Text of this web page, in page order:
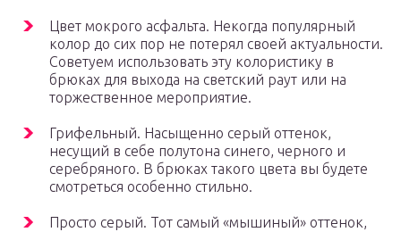
Цвет мокрого асфальта. Некогда популярный
колор до сих пор не потерял своей актуальности.
Советуем использовать эту колористику в
брюках для выхода на светский раут или на
торжественное мероприятие.
Грифельный. Насыщенно серый оттенок,
несущий в себе полутона синего, черного и
серебряного. В брюках такого цвета вы будете
смотреться особенно стильно.
Просто серый. Тот самый «мышиный» оттенок,